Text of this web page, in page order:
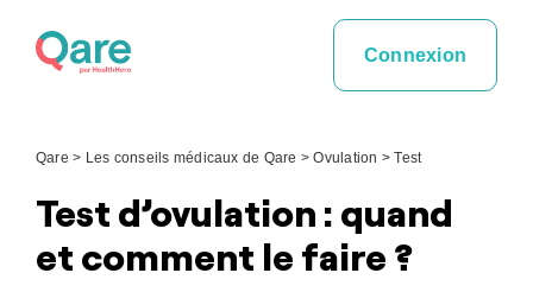
Connexion
Qare > Les conseils médicaux de Qare >Ovulation >Test
Test d’ovulation : quand
et comment le faire ?